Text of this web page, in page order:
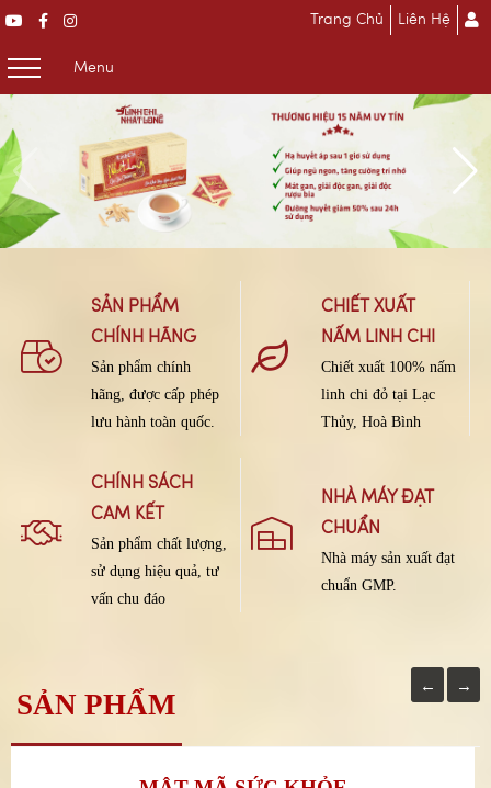
Trang Chủ Liên Hệ
Menu
SẢN PHẨM
CHÍNH HÃNG
Sản phẩm chính
hãng, được cấp phép
lưu hành toàn quốc.
CHIẾT XUẤT
NẤM LINH CHI
Chiết xuất 100% nấm
linh chi đỏ tại Lạc
Thủy, Hoà Bình
CHÍNH SÁCH
CAM KẾT
Sản phẩm chất lượng,
sử dụng hiệu quả, tư
vấn chu đáo
NHÀ MÁY ĐẠT
CHUẨN
Nhà máy sản xuất đạt
chuẩn GMP.
SẢN PHẨM
← →